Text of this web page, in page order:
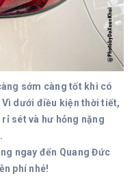
sớm càng tốt khi có
dưới điều kiện thời tiết,
sét và hư hỏng nặng
ngay đến Quang Đức
phí nhé!